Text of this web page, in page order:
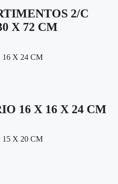
2/C
X 72 CM
16 X 16 X 24 CM